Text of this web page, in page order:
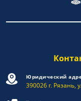
Юридический
390026 г. Рязань,